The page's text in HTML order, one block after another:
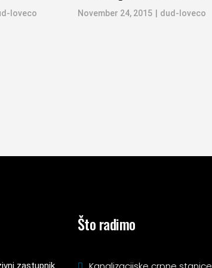
loveco November 24, 2015 dud-loveco
zastupnik
Što radimo